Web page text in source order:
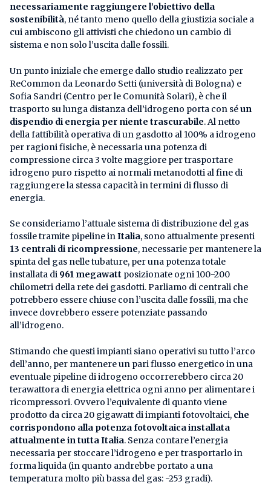
necessariamente raggiungere l’obiettivo della
sostenibilità, né tanto meno quello della giustizia sociale a
cui ambiscono gli attivisti che chiedono un cambio di
sistema e non solo l’uscita dalle fossili.
Un punto iniziale che emerge dallo studio realizzato per
ReCommon da Leonardo Setti (università di Bologna) e
Sofia Sandri (Centro per le Comunità Solari), è che il
trasporto su lunga distanza dell’idrogeno porta con séun
dispendio di energia per niente trascurabile. Al netto
della fattibilità operativa di un gasdotto al 100% a idrogeno
per ragioni fisiche, è necessaria una potenza di
compressione circa 3 volte maggiore per trasportare
idrogeno puro rispetto ai normali metanodotti al fine di
raggiungere la stessa capacità in termini di flusso di
energia.
Se consideriamo l’attuale sistema di distribuzione del gas
fossile tramite pipeline inItalia, sono attualmente presenti
13 centrali di ricompressione, necessarie per mantenere la
spinta del gas nelle tubature, per una potenza totale
installata di 961 megawatt posizionate ogni 100-200
chilometri della rete dei gasdotti. Parliamo di centrali che
potrebbero essere chiuse con l’uscita dalle fossili, ma che
invece dovrebbero essere potenziate passando
all’idrogeno.
Stimando che questi impianti siano operativi su tutto l’arco
dell’anno, per mantenere un pari flusso energetico in una
eventuale pipeline di idrogeno occorrerebbero circa 20
terawattora di energia elettrica ogni anno per alimentare i
ricompressori. Ovvero l’equivalente di quanto viene
prodotto da circa 20 gigawatt di impianti fotovoltaici, che
corrispondono alla potenza fotovoltaica installata
attualmente in tutta Italia. Senza contare l’energia
necessaria per stoccare l’idrogeno e per trasportarlo in
forma liquida (in quanto andrebbe portato a una
temperatura molto più bassa del gas: -253 gradi).